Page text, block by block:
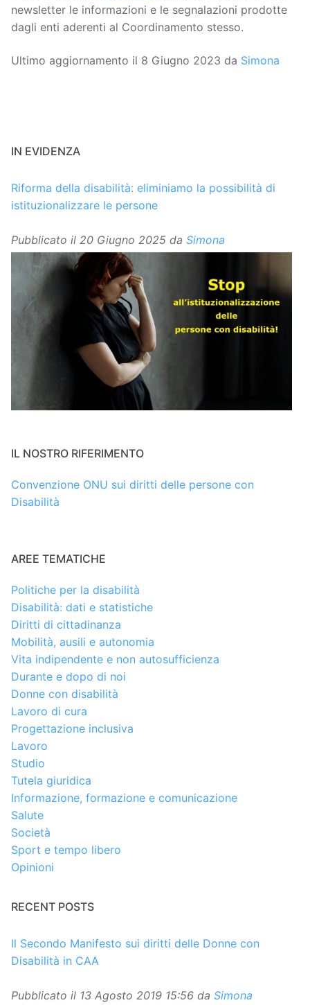
newsletter le informazioni e le segnalazioni prodotte
dagli enti aderenti al Coordinamento stesso.
Ultimo aggiornamento il 8 Giugno 2023 da Simona
IN EVIDENZA
Riforma della disabilità: eliminiamo la possibilità di
istituzionalizzare le persone
Pubblicato il 20 Giugno 2025 da Simona
IL NOSTRO RIFERIMENTO
Convenzione ONU sui diritti delle persone con
Disabilità
AREE TEMATICHE
Politiche per la disabilità
Disabilità: dati e statistiche
Diritti di cittadinanza
Mobilità, ausili e autonomia
Vita indipendente e non autosufficienza
Durante e dopo di noi
Donne con disabilità
Lavoro di cura
Progettazione inclusiva
Lavoro
Studio
Tutela giuridica
Informazione, formazione e comunicazione
Salute
Società
Sport e tempo libero
Opinioni
RECENT POSTS
Il Secondo Manifesto sui diritti delle Donne con
Disabilità in CAA
Pubblicato il 13 Agosto 2019 15:56 da Simona